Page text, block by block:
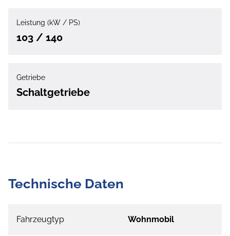
Leistung (kW / PS)
103 / 140
Getriebe
Schaltgetriebe
Technische Daten
Fahrzeugtyp Wohnmobil